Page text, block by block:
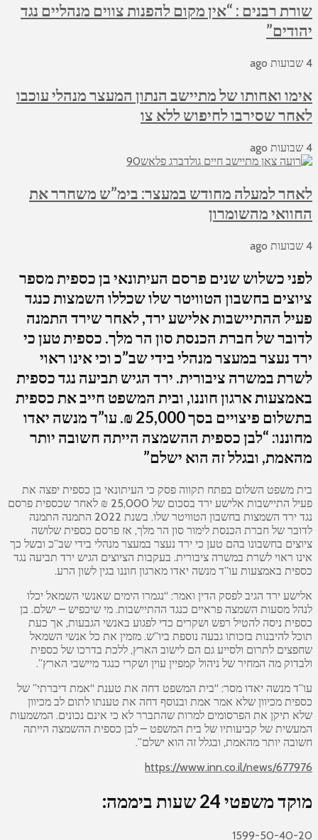
שורת רבנים : “אין מקום להפנות צווים מנהליים נגד
יהודים”
4 שבועות ago
אימו ואחותו של מתיישב הנתון המעצר מנהלי עוכבו
לאחר שסירבו לחיפוש ללא צו
4 שבועות ago
לאחר למעלה מחודש במעצר: בימ”ש משחרר את
החוואי מהשומרון
4 שבועות ago
לפני כשלוש שנים פרסם העיתונאי בן כספית מספר
ציוצים בחשבון הטוויטר שלו שכללו השמצות כנגד
פעיל ההתיישבות אלישע ירד, לאחר שירד התמנה
לדובר של חברת הכנסת סון הר מלך. כספית טען כי
ירד נעצר במעצר מנהלי בידי שב”כ וכי אינו ראוי
לשרת במשרה ציבורית. ירד הגיש תביעה נגד כספית
באמצעות ארגון חוננו, ובית המשפט חייב את כספית
בתשלום פיצויים בסך 25,000 ₪. עו”ד מנשה יאדו
מחוננו: “לבן כספית ההשמצה הייתה חשובה יותר
מהאמת, ובגלל זה הוא ישלם”
בית משפט השלום בפתח תקווה פסק כי העיתונאי בן כספית יפצה את
פעיל התיישבות אלישע ירד בסכום של 25,000 ₪ לאחר שכספית פרסם
נגד ירד השמצות בחשבון הטוויטר שלו. בשנת 2022 התמנה התמנה
לדובר של חברת הכנסת לימור סון הר מלך, אז פרסם כספית שלושה
ציוצים בחשבונו בהם טען כי ירד נעצר במעצר מנהלי בידי שב”כ ובשל כך
אינו ראוי לשרת במשרה ציבורית. בעקבות הציוצים הגיש ירד תביעה נגד
כספית באמצעות עו”ד מנשה יאדו מארגון חוננו בגין לשון הרע.
אלישע ירד הגיב לפסק הדין ואמר: “נגמרו הימים שאנשי השמאל יכלו
לנהל מסעות השמצה פראיים כנגד ההתיישבות. מי שיכפיש – ישלם. בן
כספית ניסה להטיל רפש ושקרים כדי לפגוע באנשי הגבעות, אך כעת
תוכל להיבנות בזכותו גבעה נוספת ביו”ש. מזמין את כל אנשי השמאל
שחפצים לתרום ולסייע גם הם לישוב הארץ, ללכת בדרכו של כספית
ולבדוק מה המחיר של ניהול קמפיין עוין ושקרי כנגד מיישבי הארץ”.
עו”ד מנשה יאדו מסר: “בית המשפט דחה את טענת “אמת דיברתי” של
כספית מכיוון שלא אמר אמת ובנוסף דחה את טענתו לתום לב מכיוון
שלא תיקן את הפרסומים למרות שהתברר לא כי אינם נכונים. המשמעות
המעשית של קביעותיו של בית המשפט – לבן כספית ההשמצה הייתה
חשובה יותר מהאמת, ובגלל זה הוא ישלם”.
https://www.inn.co.il/news/677976
מוקד משפטי 24 שעות ביממה:
1599-50-40-20